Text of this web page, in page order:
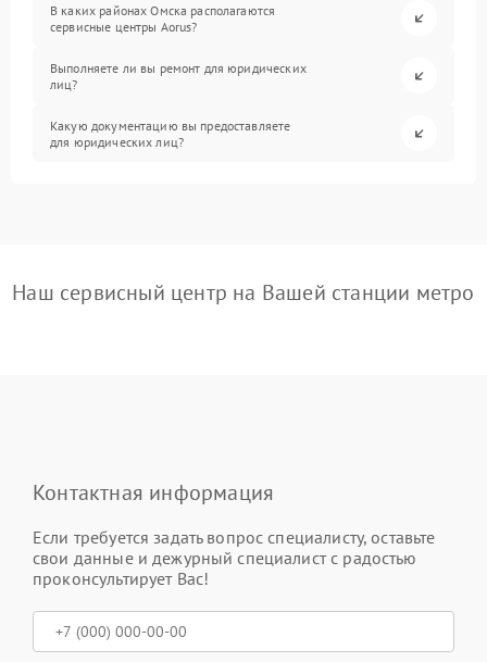
В каких районах Омска располагаются
сервисные центры Aorus?
Выполняете ли вы ремонт для юридических
лиц?
Какую документацию вы предоставляете
для юридических лиц?
Наш сервисный центр на Вашей станции метро
Контактная информация
Если требуется задать вопрос специалисту, оставьте
свои данные и дежурный специалист с радостью
проконсультирует Вас!